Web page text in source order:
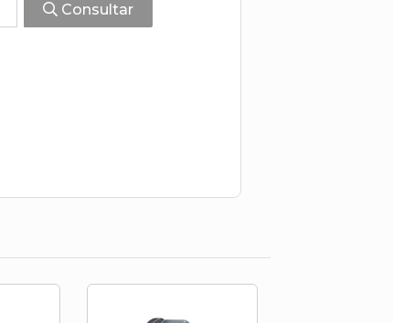
Consultar